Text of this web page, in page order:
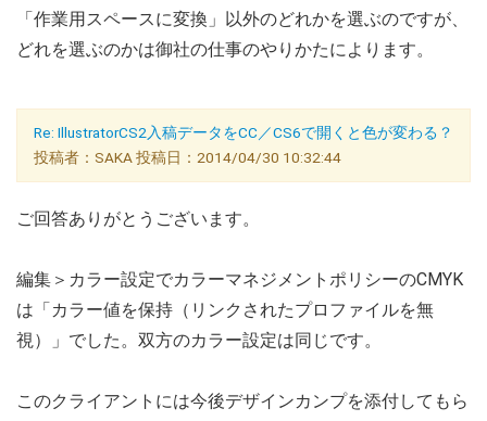
「作業用スペースに変換」以外のどれかを選ぶのですが、
どれを選ぶのかは御社の仕事のやりかたによります。
Re: IllustratorCS2入稿データをCC／CS6で開くと色が変わる？
投稿者：SAKA 投稿日：2014/04/30 10:32:44
ご回答ありがとうございます。
編集＞カラー設定でカラーマネジメントポリシーのCMYK
は「カラー値を保持（リンクされたプロファイルを無
視）」でした。双方のカラー設定は同じです。
このクライアントには今後デザインカンプを添付してもら